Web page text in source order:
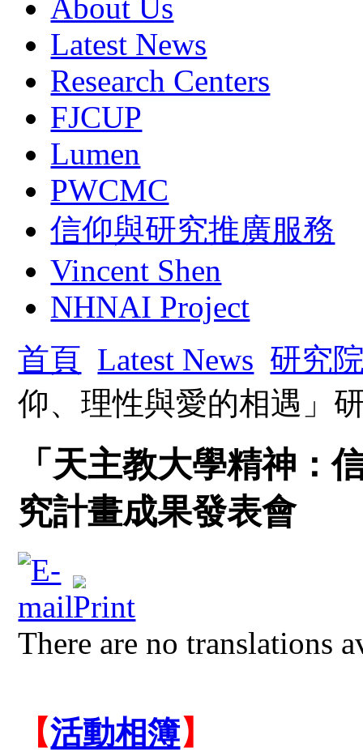
About Us
Latest News
Research Centers
FJCUP
Lumen
PWCMC
信仰與研究推廣服務
Vincent Shen
NHNAI Project
首頁 Latest News 研究
仰、理性與愛的相遇」
「天主教大學精神：
究計畫成果發表會
There are no translations
【活動相簿】